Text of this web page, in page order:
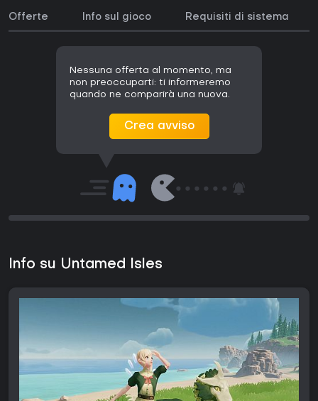
Offerte Info sul gioco Requisiti di sistema
Nessuna offerta al momento, ma
non preoccuparti: ti informeremo
quando ne comparirà una nuova.
Crea avviso
Info su Untamed Isles